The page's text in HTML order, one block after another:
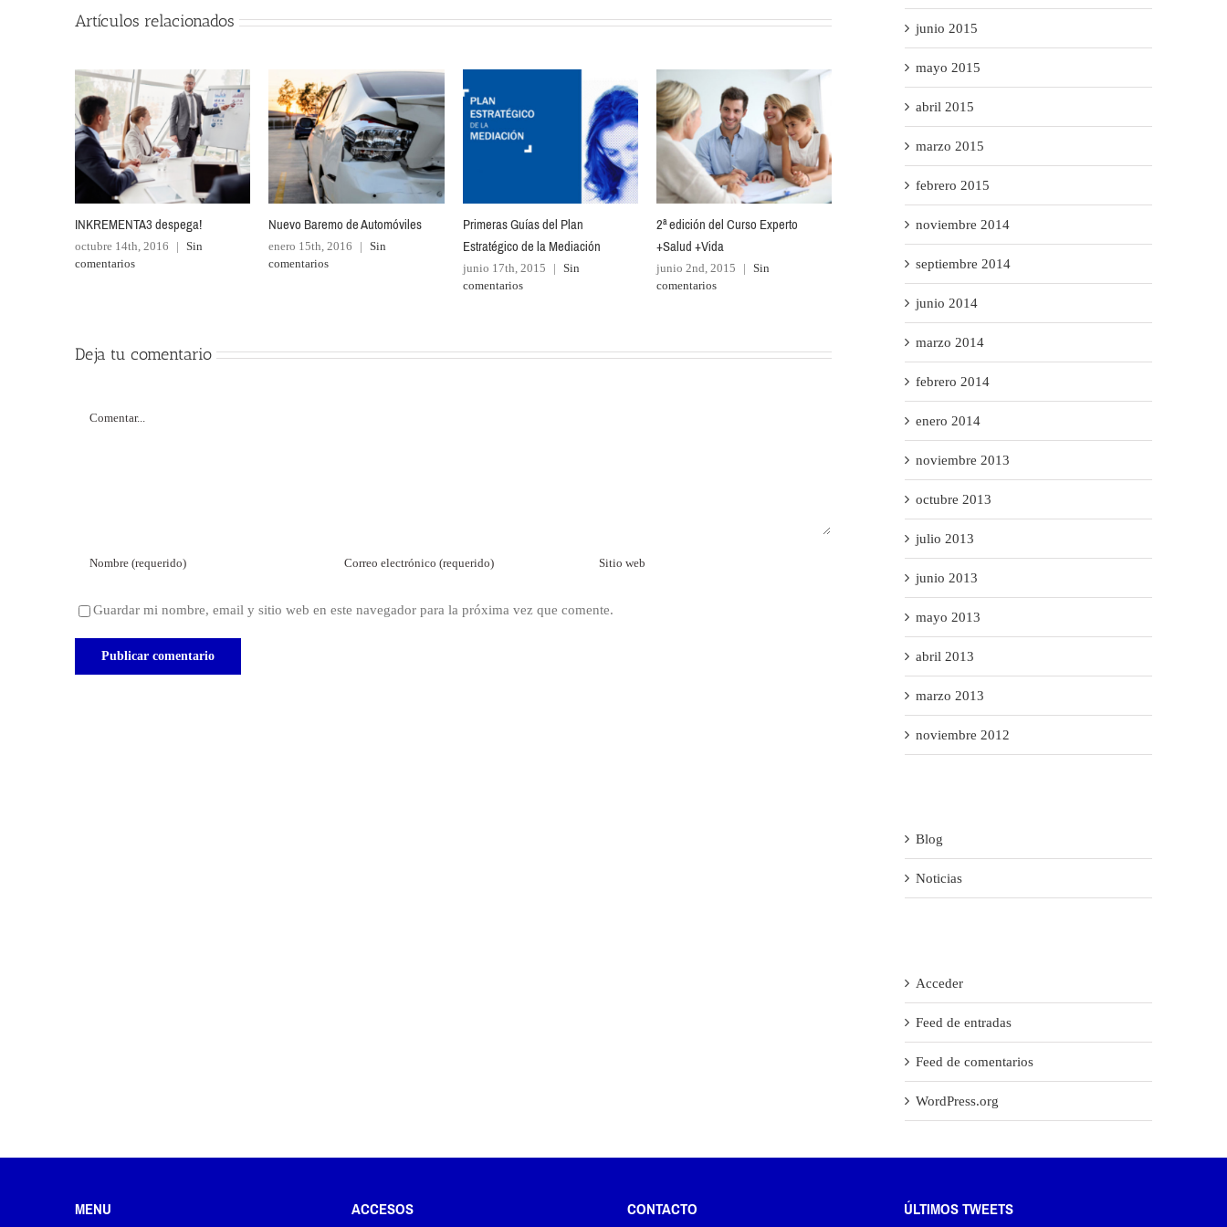
Artículos relacionados
INKREMENTA3 despega!
octubre 14th, 2016 | Sin
comentarios
Nuevo Baremo de Automóviles
enero 15th, 2016 |
Sin
comentarios
Primeras Guías del Plan
Estratégico de la Mediación
junio 17th, 2015 | Sin
comentarios
2ª edición del Curso Experto
+Salud +Vida
junio 2nd, 2015 | Sin
comentarios
INKREMENTA3 despega!
octubre 14th, 2016 | Sin
comentarios
enero 15th, 2016 | Sin
Deja tu comentario
Guardar mi nombre, email y sitio web en este navegador para la próxima vez que comente.
junio 2015
mayo 2015
abril 2015
marzo 2015
febrero 2015
noviembre 2014
septiembre 2014
junio 2014
marzo 2014
febrero 2014
enero 2014
noviembre 2013
octubre 2013
julio 2013
junio 2013
mayo 2013
abril 2013
marzo 2013
noviembre 2012
Blog
Noticias
Acceder
Feed de entradas
Feed de comentarios
WordPress.org
MENU ACCESOS CONTACTO ÚLTIMOS TWEETS